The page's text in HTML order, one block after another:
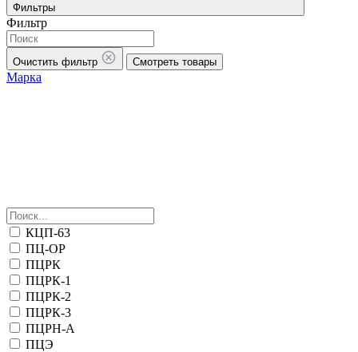
Фильтры
Фильтр
Очистить фильтр Смотреть товары
Марка
КЦП-63
ПЦ-ОР
ПЦРК
ПЦРК-1
ПЦРК-2
ПЦРК-3
ПЦРН-А
ПЦЭ